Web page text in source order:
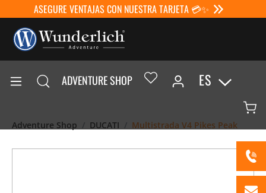
ASEGURE VENTAJAS CON NUESTRA TARJETA 💳✨
ADVENTURE SHOP ES
Adventure Shop DUCATI Multistrada V4 Pikes Peak